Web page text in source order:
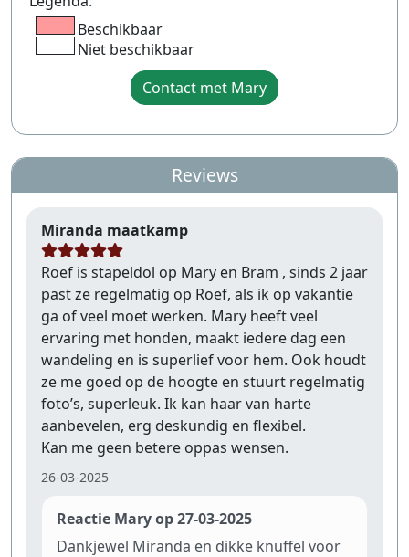
Beschikbaar
Niet beschikbaar
Contact met Mary
Reviews
Miranda maatkamp
Roef is stapeldol op Mary en Bram , sinds 2 jaar
past ze regelmatig op Roef, als ik op vakantie
ga of veel moet werken. Mary heeft veel
ervaring met honden, maakt iedere dag een
wandeling en is superlief voor hem. Ook houdt
ze me goed op de hoogte en stuurt regelmatig
foto’s, superleuk. Ik kan haar van harte
aanbevelen, erg deskundig en flexibel.
Kan me geen betere oppas wensen.
26-03-2025
Reactie Mary op 27-03-2025
Dankjewel Miranda en dikke knuffel voor